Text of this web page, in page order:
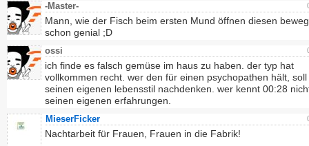
-Master-
Mann, wie der Fisch beim ersten Mund öffnen diesen
schon genial ;D
ossi
ich finde es falsch gemüse im haus zu haben. der typ hat
vollkommen recht. wer den für einen psychopathen hält,
seinen eigenen lebensstil nachdenken. wer kennt 00:28
seinen eigenen erfahrungen.
MieserFicker
Nachtarbeit für Frauen, Frauen in die Fabrik!